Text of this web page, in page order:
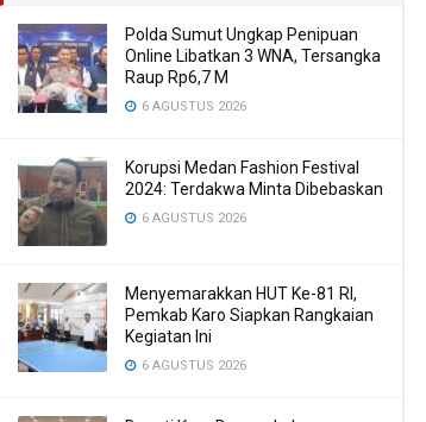
Polda Sumut Ungkap Penipuan
Online Libatkan 3 WNA, Tersangka
Raup Rp6,7 M
6 AGUSTUS 2026
Korupsi Medan Fashion Festival
2024: Terdakwa Minta Dibebaskan
6 AGUSTUS 2026
Menyemarakkan HUT Ke-81 RI,
Pemkab Karo Siapkan Rangkaian
Kegiatan Ini
6 AGUSTUS 2026